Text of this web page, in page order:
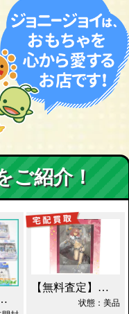
ご紹介！
ィックスフィギュレーション GFF おまとめ買取！
【無料査定】昭和レトロ玩具歓迎 ｜ アルター 百花繚乱 千姫 買取！
状態：美品